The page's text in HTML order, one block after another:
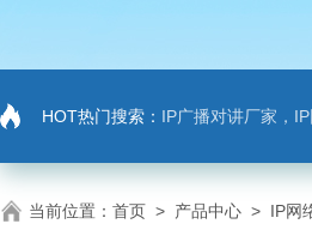
HOT热门搜索： IP广播对讲厂家，IP网络广
当前位置： 首页 > 产品中心 > IP网